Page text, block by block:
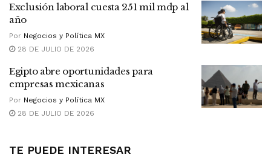
Exclusión laboral cuesta 251 mil mdp al
año
Por Negocios y Política MX
28 DE JULIO DE 2026
Egipto abre oportunidades para
empresas mexicanas
Por Negocios y Política MX
28 DE JULIO DE 2026
TE PUEDE INTERESAR